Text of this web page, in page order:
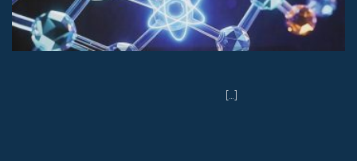
[…]